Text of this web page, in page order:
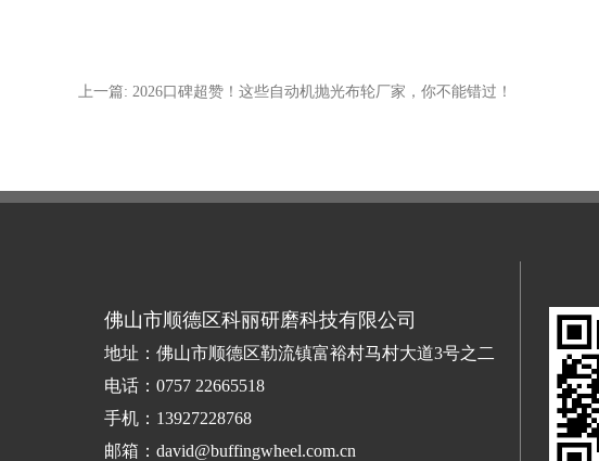
上一篇: 2026口碑超赞！这些自动机抛光布轮厂家，你不能错过！
佛山市顺德区科丽研磨科技有限公司
地址：佛山市顺德区勒流镇富裕村马村大道3号之二
电话：0757 22665518
手机：13927228768
邮箱：david@buffingwheel.com.cn